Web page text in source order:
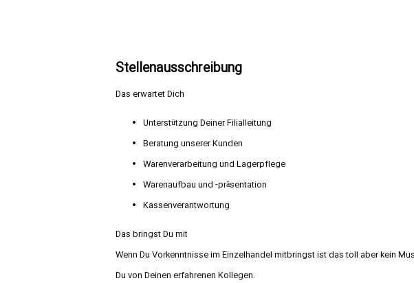
Stellenausschreibung
Das erwartet Dich
Unterstützung Deiner Filialleitung
Beratung unserer Kunden
Warenverarbeitung und Lagerpflege
Warenaufbau und -präsentation
Kassenverantwortung
Das bringst Du mit
Wenn Du Vorkenntnisse im Einzelhandel mitbringst ist das toll aber kein
Du von Deinen erfahrenen Kollegen.